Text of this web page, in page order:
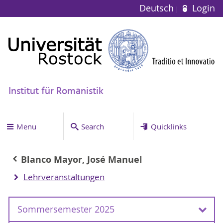
Deutsch Login
Institut für Romanistik
Menu Search Quicklinks
Blanco Mayor, José Manuel
Lehrveranstaltungen
Sommersemester 2025